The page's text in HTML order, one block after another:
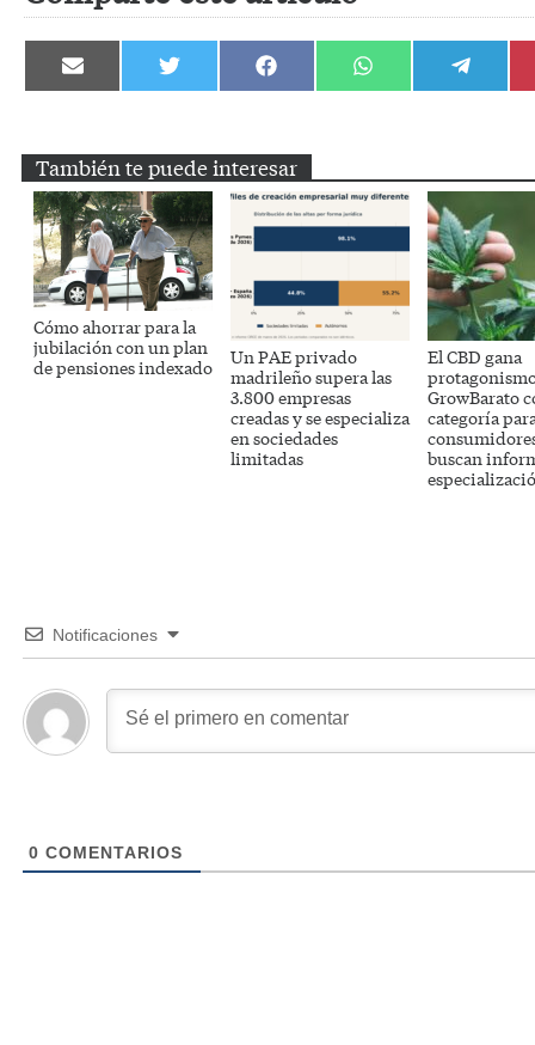
Compartir
en
Compartir
en
Compartir
en
Compartir
en
Compartir
en
También te puede interesar
Cómo ahorrar para la
jubilación con un plan
de pensiones indexado
Un PAE privado
madrileño supera las
3.800 empresas
creadas y se especializa
en sociedades
limitadas
El CBD gana
GrowBarato
categoría
buscan
Notificaciones
0 COMENTARIOS